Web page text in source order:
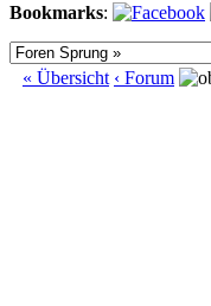
Bookmarks:
« Übersicht ‹ Forum